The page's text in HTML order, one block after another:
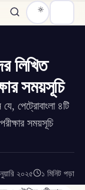
লিখিত
সময়সূচি
পেট্রোবাংলা ৪টি
সময়সূচি
২০২৫ ১ মিনিট পড়া